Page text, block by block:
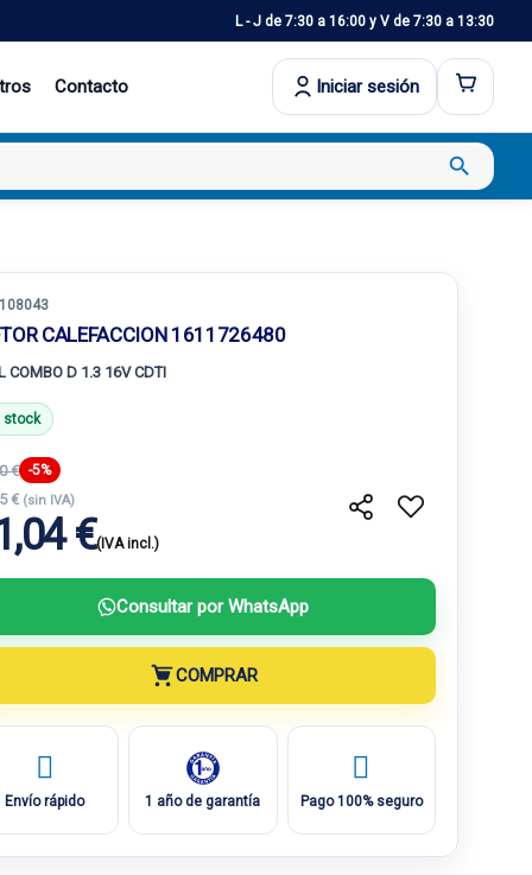
L - J de 7:30 a 16:00 y V de 7:30 a 13:30
Contacto Iniciar sesión
search
CALEFACCION 1611726480
COMBO D 1.3 16V CDTI
stock
€ -5%
€ (sin IVA)
€(IVA incl.)
Consultar por WhatsApp
COMPRAR
Envío rápido 1 año de garantía Pago 100% seguro